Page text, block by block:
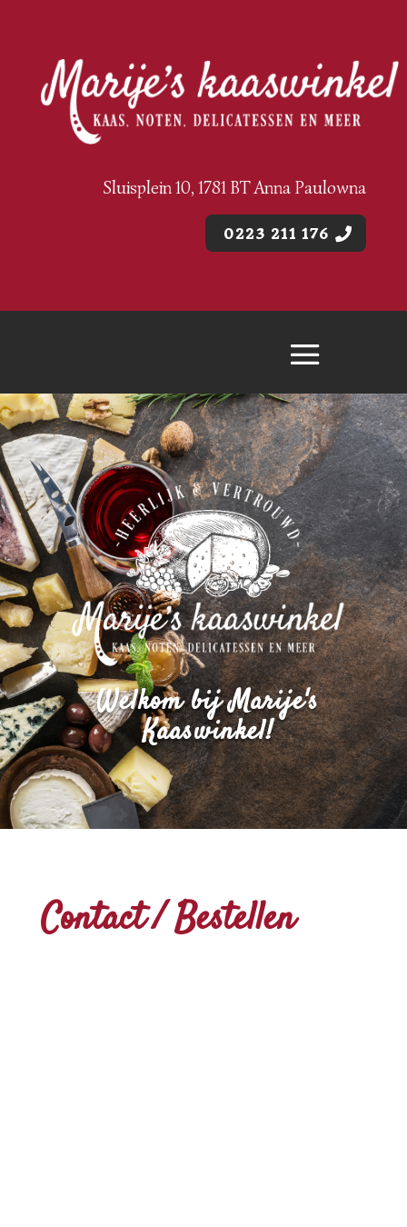
Sluisplein 10, 1781 BT Anna Paulowna
0223 211 176
Welkom bij Marije's
Kaaswinkel!
Contact / Bestellen